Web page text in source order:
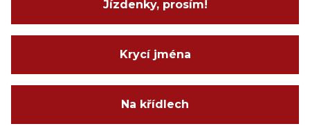
Jízdenky, prosím!
Krycí jména
Na křídlech